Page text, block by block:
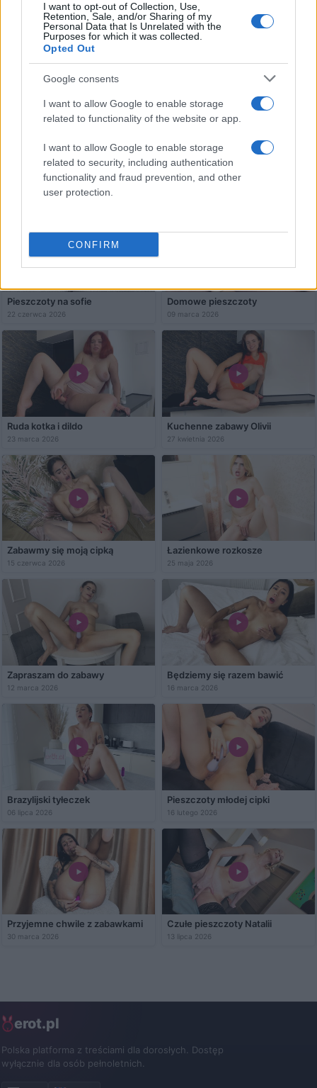
I want to opt-out of Collection, Use,
Retention, Sale, and/or Sharing of my
Personal Data that Is Unrelated with the
Purposes for which it was collected.
Opted Out
Google consents
I want to allow Google to enable storage
related to functionality of the website or app.
I want to allow Google to enable storage
related to security, including authentication
functionality and fraud prevention, and other
user protection.
CONFIRM
Bawcie się ze mną
01 czerwca 2026 11 maja 2026
Zabawy młodej Włoszki
06 kwietnia 2026
Zabawa z rudą
Pieszczoty na sofie
22 czerwca 2026
Domowe pieszczoty
09 marca 2026
Ruda kotka i dildo
23 marca 2026
Kuchenne zabawy Olivii
27 kwietnia 2026
Zabawmy się moją cipką
15 czerwca 2026
Łazienkowe rozkosze
25 maja 2026
Zapraszam do zabawy
12 marca 2026
Będziemy się razem bawić
16 marca 2026
Brazylijski tyłeczek
06 lipca 2026
Pieszczoty młodej cipki
16 lutego 2026
Przyjemne chwile z zabawkami
30 marca 2026
Czułe pieszczoty Natalii
13 lipca 2026
erot.pl
Polska platforma z treściami dla dorosłych. Dostęp
wyłącznie dla osób pełnoletnich.